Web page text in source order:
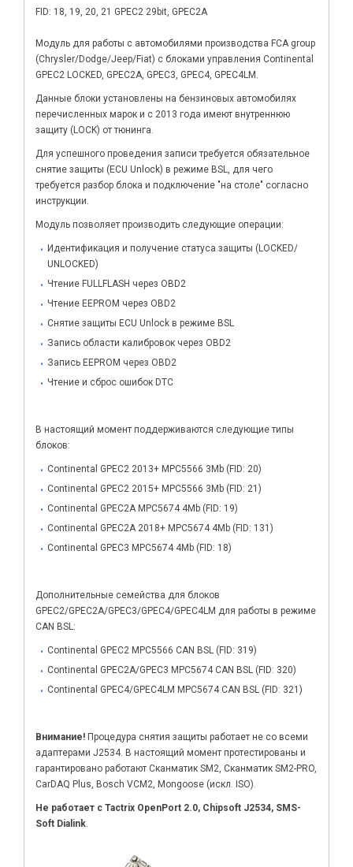
FID: 18, 19, 20, 21 GPEC2 29bit, GPEC2A
Модуль для работы с автомобилями производства FCA group
(Chrysler/Dodge/Jeep/Fiat) с блоками управления Continental
GPEC2 LOCKED, GPEC2A, GPEC3, GPEC4, GPEC4LM.
Данные блоки установлены на бензиновых автомобилях
перечисленных марок и с 2013 года имеют внутреннюю
защиту (LOCK) от тюнинга.
Для успешного проведения записи требуется обязательное
снятие защиты (ECU Unlock) в режиме BSL, для чего
требуется разбор блока и подключение "на столе" согласно
инструкции.
Модуль позволяет производить следующие операции:
Идентификация и получение статуса защиты (LOCKED/
UNLOCKED)
Чтение FULLFLASH через OBD2
Чтение EEPROM через OBD2
Снятие защиты ECU Unlock в режиме BSL
Запись области калибровок через OBD2
Запись EEPROM через OBD2
Чтение и сброс ошибок DTC
В настоящий момент поддерживаются следующие типы
блоков:
Continental GPEC2 2013+ MPC5566 3Mb (FID: 20)
Continental GPEC2 2015+ MPC5566 3Mb (FID: 21)
Continental GPEC2A MPC5674 4Mb (FID: 19)
Continental GPEC2A 2018+ MPC5674 4Mb (FID: 131)
Continental GPEC3 MPC5674 4Mb (FID: 18)
Дополнительные семейства для блоков
GPEC2/GPEC2A/GPEC3/GPEC4/GPEC4LM для работы в режиме
CAN BSL:
Continental GPEC2 MPC5566 CAN BSL (FID: 319)
Continental GPEC2A/GPEC3 MPC5674 CAN BSL (FID: 320)
Continental GPEC4/GPEC4LM MPC5674 CAN BSL (FID: 321)
Внимание! Процедура снятия защиты работает не со всеми
адаптерами J2534. В настоящий момент протестированы и
гарантировано работают Сканматик SM2, Сканматик SM2-PRO,
CarDAQ Plus, Bosch VCM2, Mongoose (искл. ISO).
Не работает с Tactrix OpenPort 2.0, Chipsoft J2534, SMS-
Soft Dialink.